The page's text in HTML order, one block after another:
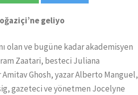
geliyo
olan ve bugüne kadar akademisyen
Zaatari, besteci Juliana
Ghosh, yazar Alberto Manguel,
gazeteci ve yönetmen Jocelyne